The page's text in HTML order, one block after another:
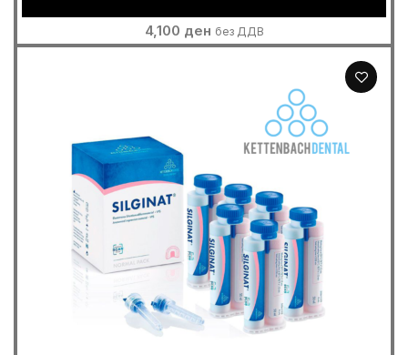
4,100 ден без ДДВ